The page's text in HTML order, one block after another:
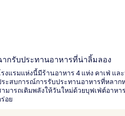
ากรับประทานอาหารที่น่าลิ้มลอง
งแรมแห่งนี้มีร้านอาหาร 4 แห่ง คาเฟ่ แล
ะสบการณ์การรับประทานอาหารที่หลาก
ามารถเติมพลังให้วันใหม่ด้วยบุฟเฟ่ต์อาห
อย